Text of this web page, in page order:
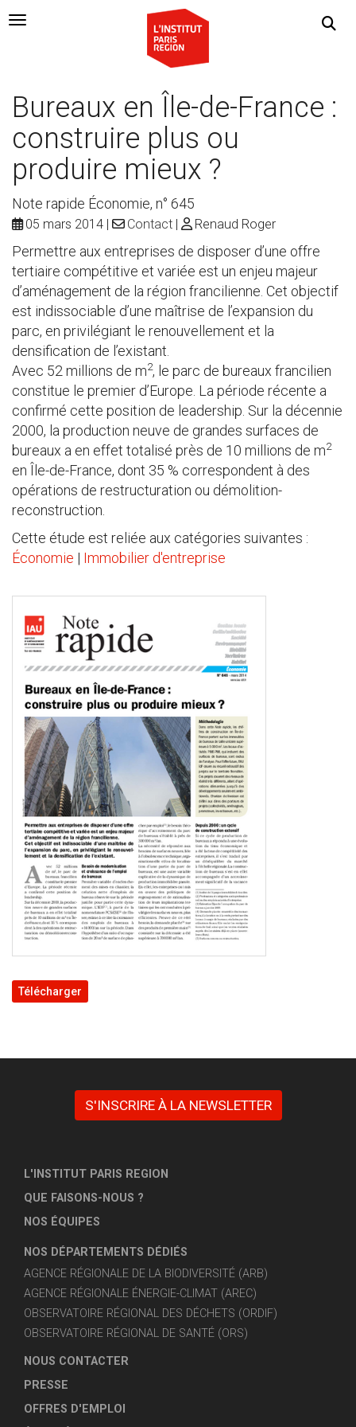
Navigation Toggle
Bureaux en Île-de-France :
construire plus ou
produire mieux ?
Note rapide Économie, n° 645
05 mars 2014 Contact Renaud Roger
Permettre aux entreprises de disposer d’une offre
tertiaire compétitive et variée est un enjeu majeur
d’aménagement de la région francilienne. Cet objectif
est indissociable d’une maîtrise de l’expansion du
parc, en privilégiant le renouvellement et la
densification de l’existant.
Avec 52 millions de m2, le parc de bureaux francilien
constitue le premier d’Europe. La période récente a
confirmé cette position de leadership. Sur la décennie
2000, la production neuve de grandes surfaces de
bureaux a en effet totalisé près de 10 millions de m2
en Île-de-France, dont 35 % correspondent à des
opérations de restructuration ou démolition-
reconstruction.
Cette étude est reliée aux catégories suivantes :
Économie | Immobilier d'entreprise
Télécharger
S'INSCRIRE À LA NEWSLETTER
L'INSTITUT PARIS REGION
QUE FAISONS-NOUS ?
NOS ÉQUIPES
NOS DÉPARTEMENTS DÉDIÉS
AGENCE RÉGIONALE DE LA BIODIVERSITÉ (ARB)
AGENCE RÉGIONALE ÉNERGIE-CLIMAT (AREC)
OBSERVATOIRE RÉGIONAL DES DÉCHETS (ORDIF)
OBSERVATOIRE RÉGIONAL DE SANTÉ (ORS)
NOUS CONTACTER
PRESSE
OFFRES D'EMPLOI